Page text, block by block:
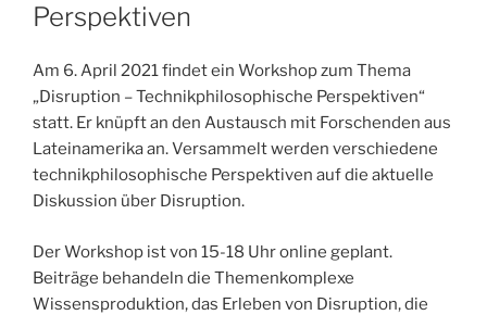
Perspektiven
Am 6. April 2021 findet ein Workshop zum Thema
„Disruption – Technikphilosophische Perspektiven“
statt. Er knüpft an den Austausch mit Forschenden aus
Lateinamerika an. Versammelt werden verschiedene
technikphilosophische Perspektiven auf die aktuelle
Diskussion über Disruption.
Der Workshop ist von 15-18 Uhr online geplant.
Beiträge behandeln die Themenkomplexe
Wissensproduktion, das Erleben von Disruption, die